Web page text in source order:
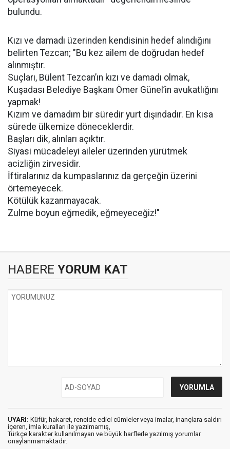
bulundu.
Kızı ve damadı üzerinden kendisinin hedef alındığını
belirten Tezcan; "Bu kez ailem de doğrudan hedef
alınmıştır.
Suçları, Bülent Tezcan’ın kızı ve damadı olmak,
Kuşadası Belediye Başkanı Ömer Günel’in avukatlığını
yapmak!
Kızım ve damadım bir süredir yurt dışındadır. En kısa
sürede ülkemize döneceklerdir.
Başları dik, alınları açıktır.
Siyasi mücadeleyi aileler üzerinden yürütmek
acizliğin zirvesidir.
İftiralarınız da kumpaslarınız da gerçeğin üzerini
örtemeyecek.
Kötülük kazanmayacak.
Zulme boyun eğmedik, eğmeyeceğiz!"
HABERE YORUM KAT
UYARI: Küfür, hakaret, rencide edici cümleler veya imalar, inançlara saldırı
içeren, imla kuralları ile yazılmamış,
Türkçe karakter kullanılmayan ve büyük harflerle yazılmış yorumlar
onaylanmamaktadır.